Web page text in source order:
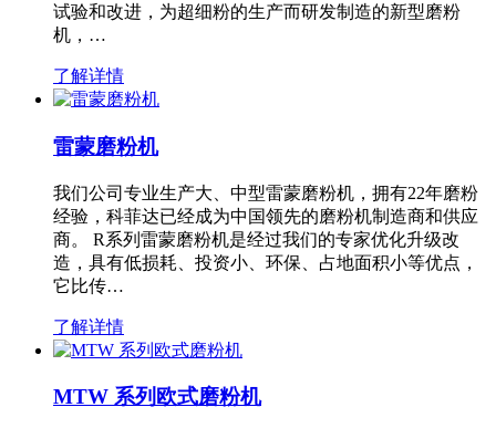
试验和改进，为超细粉的生产而研发制造的新型磨粉
机，…
了解详情
雷蒙磨粉机
我们公司专业生产大、中型雷蒙磨粉机，拥有22年磨粉
经验，科菲达已经成为中国领先的磨粉机制造商和供应
商。 R系列雷蒙磨粉机是经过我们的专家优化升级改
造，具有低损耗、投资小、环保、占地面积小等优点，
它比传…
了解详情
MTW 系列欧式磨粉机